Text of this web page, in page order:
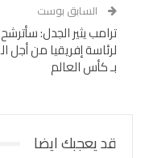
السابق بوست
ترامب يثير الجدل: سأترشح
لرئاسة إفريقيا من أجل
بـ كأس العالم
قد يعجبك ايضا